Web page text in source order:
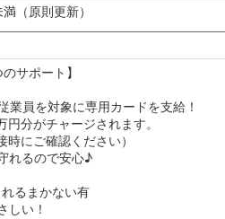
（原則更新）
サポート】
員を対象に専用カードを支給！
分がチャージされます。
にご確認ください）
れるので安心♪
るまかない有
しい！